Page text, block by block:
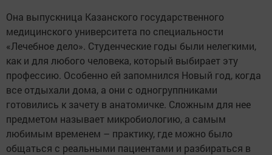
Она выпускница Казанского государственного
медицинского университета по специальности
«Лечебное дело». Студенческие годы были нелегкими,
как и для любого человека, который выбирает эту
профессию. Особенно ей запомнился Новый год, когда
все отдыхали дома, а они с одногруппниками
готовились к зачету в анатомичке. Сложным для нее
предметом называет микробиологию, а самым
любимым временем – практику, где можно было
общаться с реальными пациентами и разбираться в